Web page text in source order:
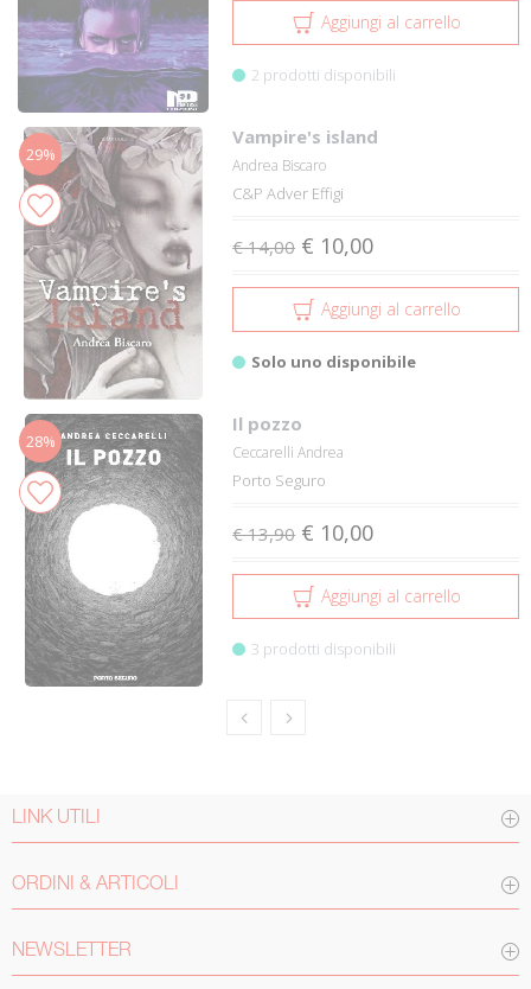
Aggiungi al carrello
2 prodotti disponibili
29%
Vampire's island
Andrea Biscaro
C&P Adver Effigi
€ 14,00 € 10,00
Aggiungi al carrello
Solo uno disponibile
28%
Il pozzo
Ceccarelli Andrea
Porto Seguro
€ 13,90 € 10,00
Aggiungi al carrello
3 prodotti disponibili
LINK UTILI
ORDINI & ARTICOLI
NEWSLETTER